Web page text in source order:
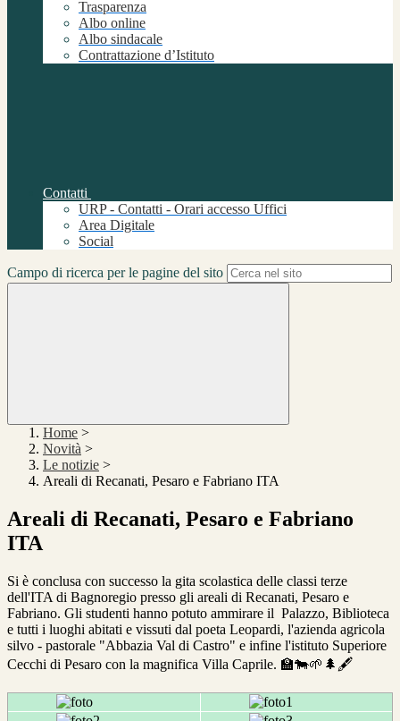
Trasparenza
Albo online
Albo sindacale
Contrattazione d’Istituto
Contatti
URP - Contatti - Orari accesso Uffici
Area Digitale
Social
Campo di ricerca per le pagine del sito
Home >
Novità >
Le notizie >
Areali di Recanati, Pesaro e Fabriano ITA
Areali di Recanati, Pesaro e Fabriano
ITA
Si è conclusa con successo la gita scolastica delle classi terze
dell'ITA di Bagnoregio presso gli areali di Recanati, Pesaro e
Fabriano. Gli studenti hanno potuto ammirare il Palazzo, Biblioteca
e tutti i luoghi abitati e vissuti dal poeta Leopardi, l'azienda agricola
silvo - pastorale "Abbazia Val di Castro" e infine l'istituto Superiore
Cecchi di Pesaro con la magnifica Villa Caprile. 🏫🐄🌱🌲🖋️